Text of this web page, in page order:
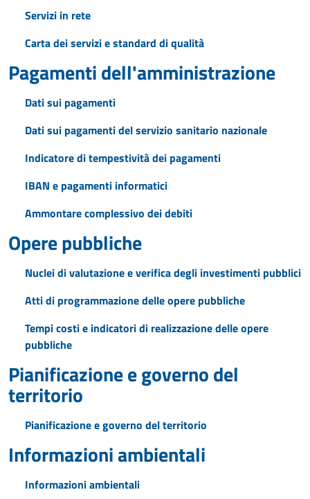
Servizi in rete
Carta dei servizi e standard di qualità
Pagamenti dell'amministrazione
Dati sui pagamenti
Dati sui pagamenti del servizio sanitario nazionale
Indicatore di tempestività dei pagamenti
IBAN e pagamenti informatici
Ammontare complessivo dei debiti
Opere pubbliche
Nuclei di valutazione e verifica degli investimenti pubblici
Atti di programmazione delle opere pubbliche
Tempi costi e indicatori di realizzazione delle opere
pubbliche
Pianificazione e governo del
territorio
Pianificazione e governo del territorio
Informazioni ambientali
Informazioni ambientali